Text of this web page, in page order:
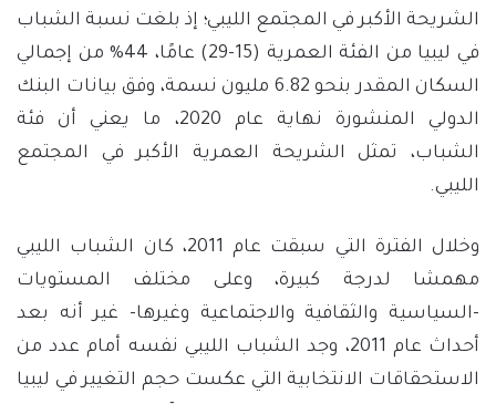
الشريحة الأكبر في المجتمع الليبي؛ إذ بلغت نسبة الشباب
في ليبيا من الفئة العمرية (15-29) عامًا، 44% من إجمالي
السكان المقدر بنحو 6.82 مليون نسمة، وفق بيانات البنك
الدولي المنشورة نهاية عام 2020، ما يعني أن فئة
الشباب، تمثل الشريحة العمرية الأكبر في المجتمع
الليبي.
وخلال الفترة التي سبقت عام 2011، كان الشباب الليبي
مهمشا لدرجة كبيرة، وعلى مختلف المستويات
-السياسية والثقافية والاجتماعية وغيرها- غير أنه بعد
أحداث عام 2011، وجد الشباب الليبي نفسه أمام عدد من
الاستحقاقات الانتخابية التي عكست حجم التغيير في ليبيا